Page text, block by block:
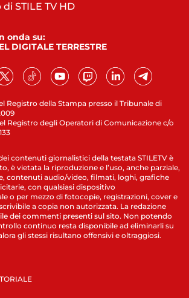
Registro della Stampa presso il Tribunale di
Registro degli Operatori di Comunicazione c/o
STILE TV HD
onda su:
DIGITALE TERRESTRE
contenuti giornalistici della testata STILETV è
è vietata la riproduzione e l’uso, anche parziale,
contenuti audio/video, filmati, loghi, grafiche
con qualsiasi dispositivo
o per mezzo di fotocopie, registrazioni, cover e
a copia non autorizzata. La redazione
dei commenti presenti sul sito. Non potendo
continuo resta disponibile ad eliminarli su
gli stessi risultano offensivi e oltraggiosi.